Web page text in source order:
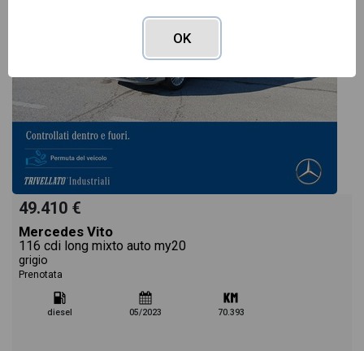
49.410 €
Mercedes Vito
116 cdi long mixto auto my20
grigio
Prenotata
diesel 05/2023 70.393
OK